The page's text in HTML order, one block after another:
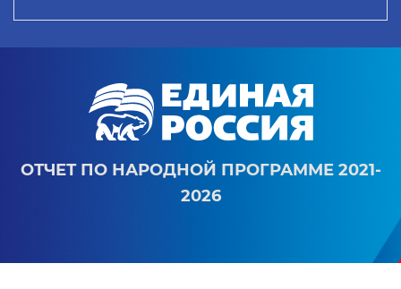
ОТЧЕТ ПО НАРОДНОЙ ПРОГРАММЕ 2021-
2026